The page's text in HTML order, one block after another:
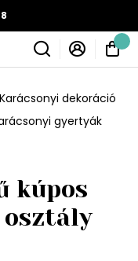
Karácsonyi dekoráció
gyertyák
kúpos
osztály